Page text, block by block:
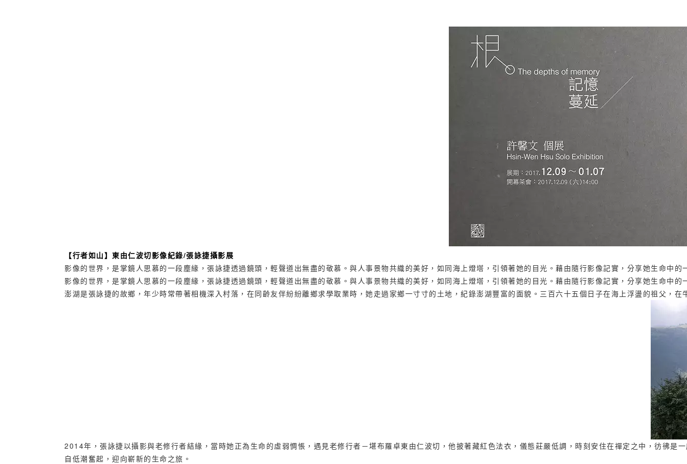
【行者如山】東由仁波切影像紀錄/張詠捷攝影展
影像的世界，是掌鏡人思慕的一段塵緣，張詠捷透過鏡頭，輕聲道出無盡的敬慕。與人事景物共織的美好，如同海上燈塔，引領著她的目光。藉由隨行影像記實，分享她生命中
影像的世界，是掌鏡人思慕的一段塵緣，張詠捷透過鏡頭，輕聲道出無盡的敬慕。與人事景物共織的美好，如同海上燈塔，引領著她的目光。藉由隨行影像記實，分享她生命中
澎湖是張詠捷的故鄉，年少時常帶著相機深入村落，在同齡友伴紛紛離鄉求學取業時，她走過家鄉一寸寸的土地，紀錄澎湖豐富的面貌。三百六十五個日子在海上浮盪的祖父
2014年，張詠捷以攝影與老修行者結緣，當時她正為生命的虛弱惆悵，遇見老修行者－堪布羅卓東由仁波切，他披著藏紅色法衣，儀態莊嚴低調，時刻安住在禪定之中，彷彿
自低潮奮起，迎向嶄新的生命之旅。